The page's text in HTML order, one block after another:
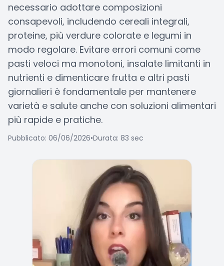
necessario adottare composizioni
consapevoli, includendo cereali integrali,
proteine, più verdure colorate e legumi in
modo regolare. Evitare errori comuni come
pasti veloci ma monotoni, insalate limitanti in
nutrienti e dimenticare frutta e altri pasti
giornalieri è fondamentale per mantenere
varietà e salute anche con soluzioni alimentari
più rapide e pratiche.
Pubblicato: 06/06/2026•Durata: 83 sec